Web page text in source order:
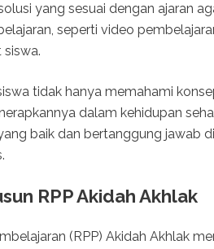
yang sesuai dengan ajaran
seperti video
tidak hanya memahami
dalam kehidupan
baik dan bertanggung jawab
RPP Akidah Akhlak
(RPP) Akidah Akhlak